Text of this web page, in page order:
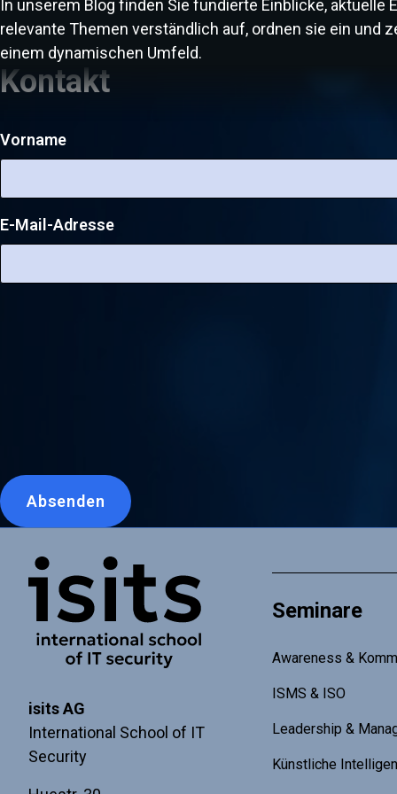
gibt, wie sie funktionieren und wie man sich wirksam
vor Trojaner-Angriffen schützen kann, erfahren Sie in
diesem Artikel.
In unserem Blog finden Sie fundierte Einblicke,
relevante Themen verständlich auf, ordnen sie ein und
einem dynamischen Umfeld.
Kontakt
Vorname
E-Mail-Adresse
this
blank
if
Absenden
Link zur Startseite
isits AG
International School of IT
Security
Seminare
Awareness &
ISMS & ISO
Leadership &
Künstliche